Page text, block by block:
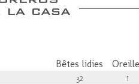
Bêtes lidies
32
1